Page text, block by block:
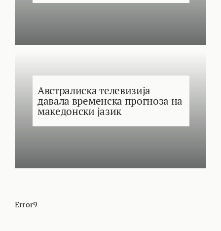
Австралиска телевизија
давала временска прогноза на
македонски јазик
Error9